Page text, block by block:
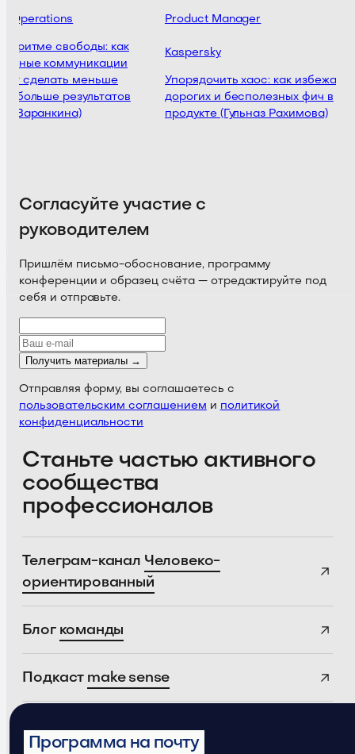
Operations
в ритме свободы: как
коммуникации
сделать меньше
больше результатов
Варанкина)
Product Manager
Kaspersky
Упорядочить хаос: как избежать
дорогих и бесполезных фич в
продукте (Гульназ Рахимова)
Согласуйте участие с
руководителем
Пришлём письмо-обоснование, программу
конференции и образец счёта — отредактируйте под
себя и отправьте.
Получить материалы →
Отправляя форму, вы соглашаетесь с
пользовательским соглашением и политикой
конфиденциальности
Станьте частью активного
сообщества
профессионалов
Телеграм-канал Человеко-
ориентированный
Блог команды
Подкаст make sense
Программа на почту